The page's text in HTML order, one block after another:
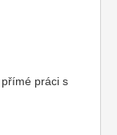
práci s